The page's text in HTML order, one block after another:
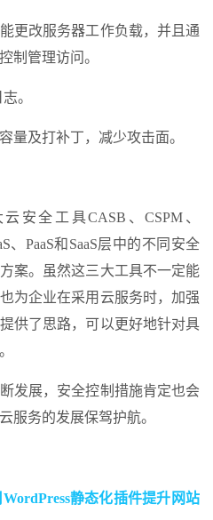
更改服务器工作负载，并且通
制管理访问。
。
量及打补丁，减少攻击面。
安全工具CASB、CSPM、
、PaaS和SaaS层中的不同安全
案。虽然这三大工具不一定能
为企业在采用云服务时，加强
供了思路，可以更好地针对具
发展，安全控制措施肯定也会
服务的发展保驾护航。
静态化插件提升网站